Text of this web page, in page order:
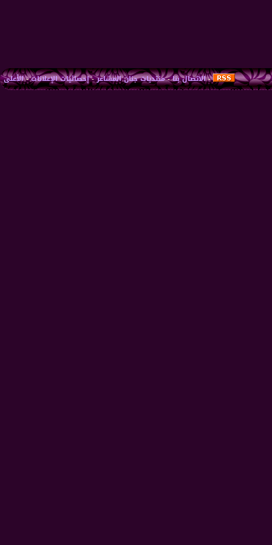
-الاتصال بنا-منتديات جنان المشاعر-إحصائيات الإعلانات-الأعلى